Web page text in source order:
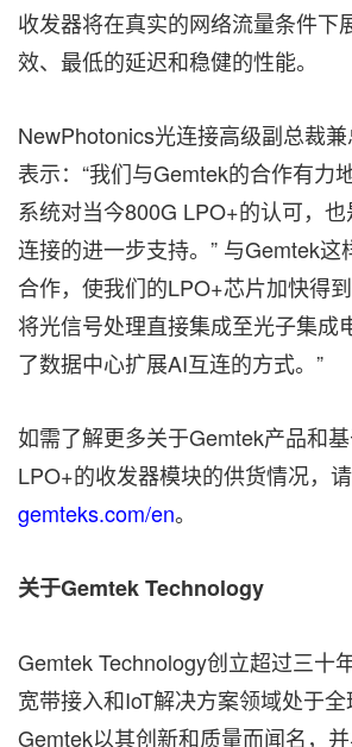
收发器将在真实的网络流量条件下
效、最低的延迟和稳健的性能。
NewPhotonics光连接高级副总裁
表示：“我们与Gemtek的合作有力
系统对当今800G LPO+的认可，
连接的进一步支持。” 与Gemtek这
合作，使我们的LPO+芯片加快得
将光信号处理直接集成至光子集成
了数据中心扩展AI互连的方式。”
如需了解更多关于Gemtek产品和
LPO+的收发器模块的供货情况，
gemteks.com/en。
关于Gemtek Technology
Gemtek Technology创立超过三十
宽带接入和IoT解决方案领域处于全
Gemtek以其创新和质量而闻名，